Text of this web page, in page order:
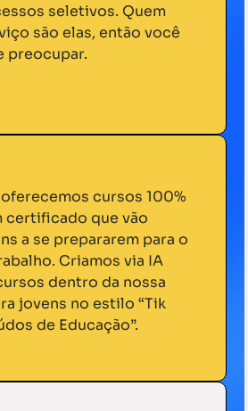
seletivos. Quem
são elas, então você
preocupar.
cursos 100%
que vão
a se prepararem para o
Criamos via IA
dentro da nossa
jovens no estilo “Tik
de Educação”.